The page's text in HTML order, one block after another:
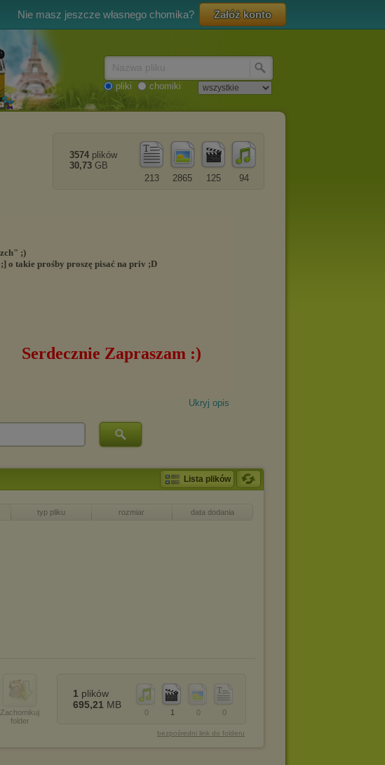
Nie masz jeszcze własnego chomika? Załóż konto
pliki chomiki
94
125
2865
213
3574 plików
30,73 GB
Ukryj opis
Lista plików
typ pliku rozmiar data dodania
Zachomikuj
folder
0
0
1
0
1 plików
695,21 MB
bezpośredni link do folderu